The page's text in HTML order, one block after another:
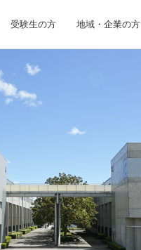
受験生の方 地域・企業の方